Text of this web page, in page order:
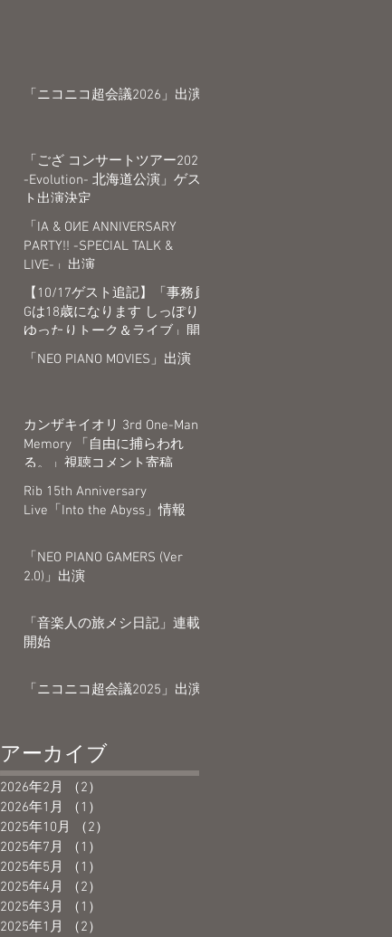
「ニコニコ超会議2026」出演
「ござ コンサートツアー2026
-Evolution- 北海道公演」ゲス
ト出演決定
「IA & OИE ANNIVERSARY
PARTY!! -SPECIAL TALK &
LIVE-」出演
【10/17ゲスト追記】「事務員
Gは18歳になります しっぽり
ゆったりトーク＆ライブ」開
催決定
「NEO PIANO MOVIES」出演
カンザキイオリ 3rd One-Man
Memory 「自由に捕らわれ
る。」視聴コメント寄稿
Rib 15th Anniversary
Live「Into the Abyss」情報
「NEO PIANO GAMERS (Ver
2.0)」出演
「音楽人の旅メシ日記」連載
開始
「ニコニコ超会議2025」出演
アーカイブ
2026年2月 （2）
2026年1月
（1）
2025年10月
（2）
2025年7月
（1）
2025年5月
（1）
2025年4月
（2）
2025年3月
（1）
2025年1月
（2）